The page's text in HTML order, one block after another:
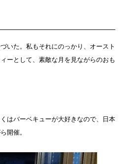
いた。私もそれにのっかり、オースト
ーとして、素敵な月を見ながらのおも
はバーベキューが大好きなので、日本
開催。